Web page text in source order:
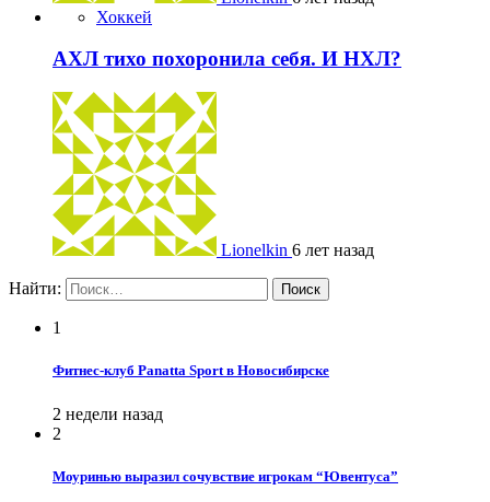
Хоккей
АХЛ тихо похоронила себя. И НХЛ?
Lionelkin 6 лет назад
Найти:
1
Фитнес-клуб Panatta Sport в Новосибирске
2 недели назад
2
Моуринью выразил сочувствие игрокам “Ювентуса”